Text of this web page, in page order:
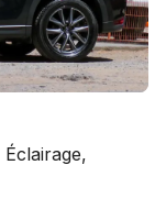
Éclairage,